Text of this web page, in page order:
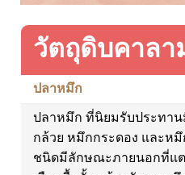
วัตถุดิบคาลา
ปลาหมึก
ปลาหมึก ที่นิยมรับประทา
กล้วย หมึกกระดอง และห
ชนิดมีลักษณะภายนอกที่แต